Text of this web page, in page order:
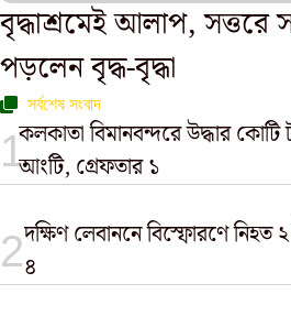
বৃদ্ধাশ্রমেই আলাপ, সত্তরে
পড়লেন বৃদ্ধ-বৃদ্ধা
সর্বশেষ সংবাদ
কলকাতা বিমানবন্দরে উদ্ধার কোটি
আংটি, গ্রেফতার ১
দক্ষিণ লেবাননে বিস্ফোরণে
৪